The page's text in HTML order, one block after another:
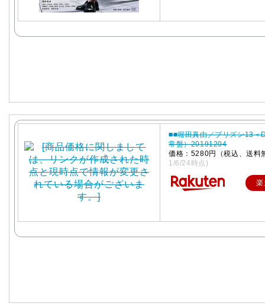
■■堀田真由／プリズン13＜
常盤）20191204
価格：5280円（税込、送料
1/6/24時点)